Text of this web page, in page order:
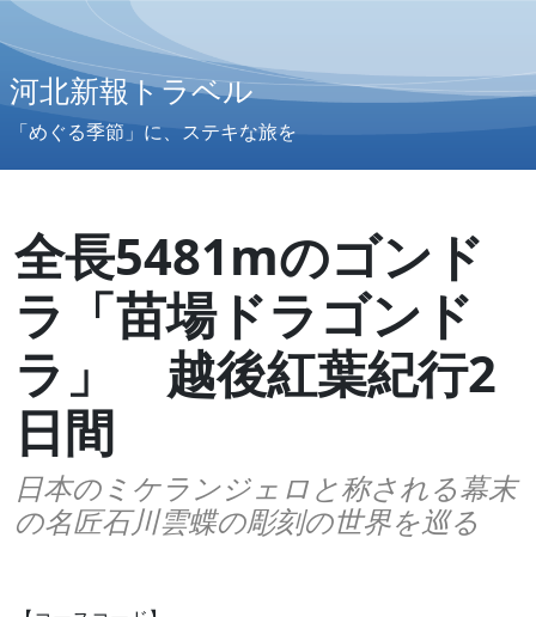
河北新報トラベル
「めぐる季節」に、ステキな旅を
全長5481mのゴンド
ラ「苗場ドラゴンド
ラ」 越後紅葉紀行2
日間
日本のミケランジェロと称される幕末
の名匠石川雲蝶の彫刻の世界を巡る